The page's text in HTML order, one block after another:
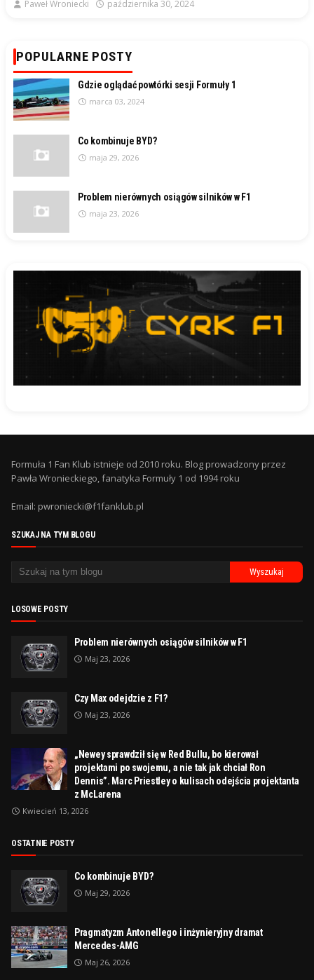
Paweł Wroniecki października 30, 2024
POPULARNE POSTY
Gdzie oglądać powtórki sesji Formuły 1
marca 03, 2024
Co kombinuje BYD?
maja 29, 2026
Problem nierównych osiągów silników w F1
maja 23, 2026
Formuła 1 Fan Klub istnieje od 2010 roku. Blog prowadzony przez
Pawła Wronieckiego, fanatyka Formuły 1 od 1994 roku
Email: pwroniecki@f1fanklub.pl
SZUKAJ NA TYM BLOGU
LOSOWE POSTY
Problem nierównych osiągów silników w F1
Maj 23, 2026
Czy Max odejdzie z F1?
Maj 23, 2026
„Newey sprawdził się w Red Bullu, bo kierował
projektami po swojemu, a nie tak jak chciał Ron
Dennis”. Marc Priestley o kulisach odejścia projektanta
z McLarena
Kwiecień 13, 2026
OSTATNIE POSTY
Co kombinuje BYD?
Maj 29, 2026
Pragmatyzm Antonellego i inżynieryjny dramat
Mercedes-AMG
Maj 26, 2026